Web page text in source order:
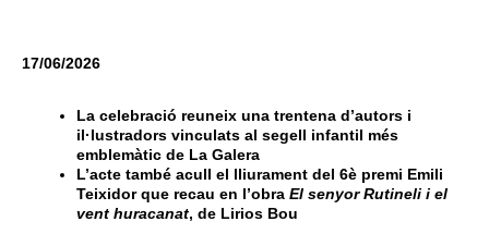
17/06/2026
La celebració reuneix una trentena d’autors i
il·lustradors vinculats al segell infantil més
emblemàtic de La Galera
L’acte també acull el lliurament del 6è premi Emili
Teixidor que recau en l’obra El senyor Rutineli i el
vent huracanat, de Lirios Bou